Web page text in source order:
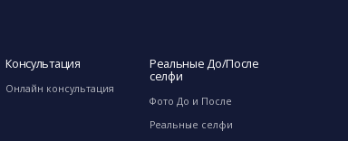
Консультация
Онлайн консультация
Реальные До/После
селфи
Фото До и После
Реальные селфи